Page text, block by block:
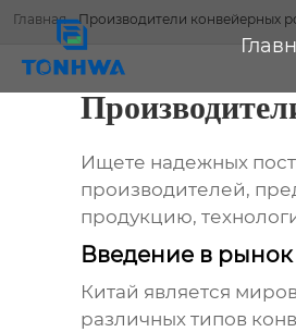
Главная-Производители конвейерных
Ищете надежных
производителей,
продукцию,
Введение в
Китай является
различных типов